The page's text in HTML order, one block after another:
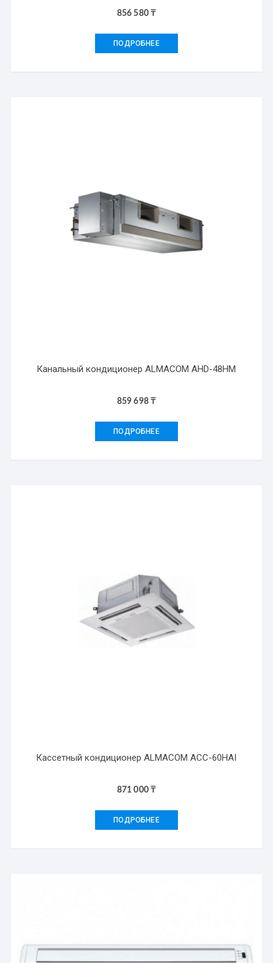
856 580₸
ПОДРОБНЕЕ
Канальный кондиционер ALMACOM AHD-48HM
859 698₸
ПОДРОБНЕЕ
Кассетный кондиционер ALMACOM ACC-60HAI
871 000₸
ПОДРОБНЕЕ